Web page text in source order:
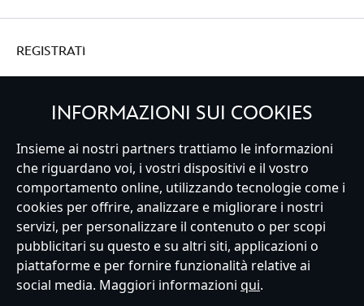
REGISTRATI
Italy
Servizio Clienti Termini d'Uso Trova Negozio
Mappa del Sito
Normativa Europea sul trattamento dei dati personali
Informativa sulla privacy
Politica dei Cookie
Informativa sulla privacy UE
Termini e Condizioni generali
Gestisci le impostazioni dei Cookies
s172 Statements
INFORMAZIONI SUI COOKIES
Insieme ai nostri partners trattiamo le informazioni
che riguardano voi, i vostri dispositivi e il vostro
comportamento online, utilizzando tecnologie come i
cookies per offrire, analizzare e migliorare i nostri
servizi, per personalizzare il contenuto o per scopi
pubblicitari su questo e su altri siti, applicazioni o
piattaforme e per fornire funzionalità relative ai
social media. Maggiori informazioni qui.